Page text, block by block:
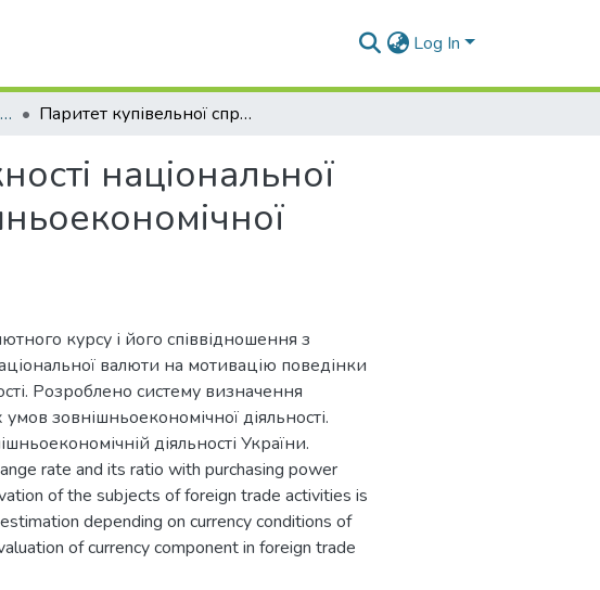
Log In
Надбання наукових шкіл : науково-технічний збірник (Дніпропетровськ, 2009) Паритет купівельної спроможності національної валюти і його вплив на мотивацію зовнішньоекономічної діяльності
національної
курсу і його співвідношення з
валюти на мотивацію поведінки
Розроблено систему визначення
зовнішньоекономічної діяльності.
діяльності України.
rate and its ratio with purchasing power
of the subjects of foreign trade activities is
depending on currency conditions of
of currency component in foreign trade